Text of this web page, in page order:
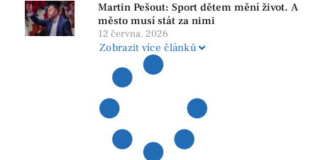
Martin Pešout: Sport dětem mění život. A
město musí stát za nimi
12 června, 2026
Zobrazit více článků